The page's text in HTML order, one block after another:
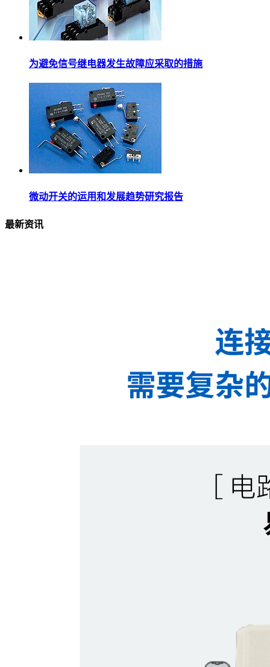
为避免信号继电器发生故障应采取的措施
微动开关的运用和发展趋势研究报告
最新资讯